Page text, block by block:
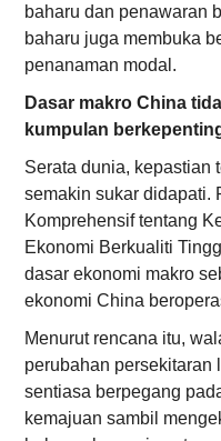
baharu dan penawaran
baharu juga membuka
penanaman modal.
Dasar makro China
kumpulan
Serata dunia, kepastian
semakin sukar didapati.
Komprehensif tentang
Ekonomi Berkualiti
dasar ekonomi makro
ekonomi China
Menurut rencana itu,
perubahan persekitaran
sentiasa berpegang
kemajuan sambil